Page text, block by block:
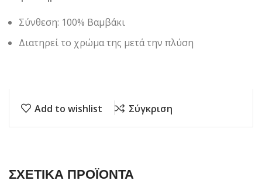
Σύνθεση: 100% Βαμβάκι
Διατηρεί το χρώμα της μετά την πλύση
Add to wishlist Σύγκριση
ΣΧΕΤΙΚΑ ΠΡΟΪΟΝΤΑ